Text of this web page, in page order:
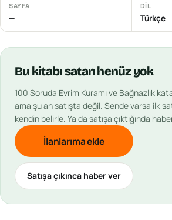
SAYFA
—
DIL
Türkçe
Bu kitabısatan henüz yok
100 Soruda Evrim Kuramı ve Bağnazlık
ama şu an satışta değil. Sende varsa ilk
kendin belirle. Ya da satışa çıktığında
İlanlarıma ekle
Satışa çıkınca haber ver